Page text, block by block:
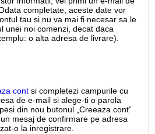
completate, aceste date vor
tau si nu va mai fi necesar sa le
unei noi comenzi, decat daca
o alta adresa de livrare).
cont si completezi campurile cu
de e-mail si alege-ti o parola
din nou butonul „Creeaza cont”
mesaj de confirmare pe adresa
o la inregistrare.